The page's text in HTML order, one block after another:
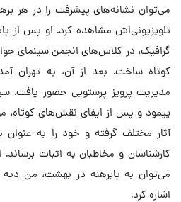
می‌توان نشانه‌های پیشرفت را در هر
تلویزیونی‌اش مشاهده کرد. او پس از
گرافیک، در کلاس‌های انجمن سینمای
کوتاه ساخت. بعد از آن، به تهران
مدیریت پرویز پرستویی حضور یافت.
پیمود و پس از ایفای نقش‌های
آثار مختلف گرفته و خود را به عنوان
کارشناسان و مخاطبان به اثبات
می‌توان به پابرهنه در بهشت، من دیه
اشاره کرد.